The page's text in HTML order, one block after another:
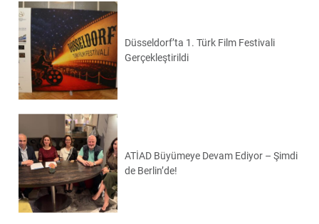
Düsseldorf’ta 1. Türk Film Festivali
Gerçekleştirildi
ATİAD Büyümeye Devam Ediyor – Şimdi
de Berlin’de!